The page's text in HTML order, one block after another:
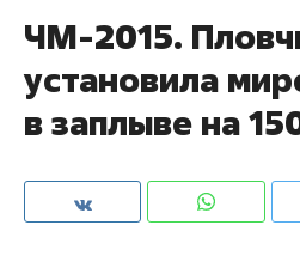
ЧМ-2015.
установила
в заплыве на